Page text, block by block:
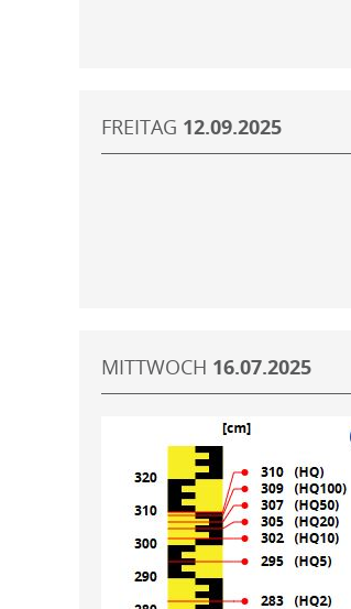
FREITAG 12.09.2025
MITTWOCH 16.07.2025